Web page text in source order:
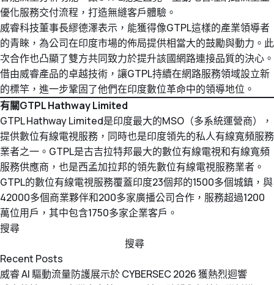
GenieAnalytics系列
GenieAnalytics
電信級大數據流量探索與分析
GenieAnalytics Deep Trace
端對端流量數據智能
DDoS 防護
即時偵測與緩解 DDoS 與殭屍網路威脅
多租戶管理服務
為運營商挹注新營收的雲端託管服務
大數據流量智能分析
彈性多維度的巨量資料深層分析
關於威睿
聯絡我們
繁中
English
简中
日本語
優化服務交付流程，打造無縫客戶體驗。
威睿科技董事長繆德澤表示，能獲得像GTPL這樣的產業領導者
的青睞，為公司在印度市場的佈局提供相當大的鼓勵與動力。此
次合作也凸顯了雙方共同致力於提升該國網路連接品質的決心。
借由威睿產品的卓越技術，讓GTPL持續在網路服務領域設立新
的標竿，進一步鞏固了他們在印度數位革命中的領導地位。
有關GTPL Hathway Limited
GTPL Hathway Limited是印度最大的MSO（多系統運營商），
提供數位有線電視服務，同時也是印度領先的私人有線寬頻服務
業者之一。GTPL是古吉拉特邦最大的數位有線電視和有線寬頻
服務供應商，也是西孟加拉邦的領先數位有線電視服務業者。
GTPL的數位有線電視服務覆蓋印度23個邦的1500多個城鎮，與
42000多個商業夥伴和200多家廣播公司合作，服務超過1200
萬位用戶，其中包含1750多家企業客戶。
搜尋
搜尋
Recent Posts
威睿 AI 驅動流量防護展示於 CYBERSEC 2026 獲熱烈迴響